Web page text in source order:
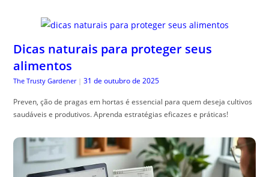
Dicas naturais para proteger seus
alimentos
The Trusty Gardener | 31 de outubro de 2025
Preven, ção de pragas em hortas é essencial para quem deseja cultivos
saudáveis e produtivos. Aprenda estratégias eficazes e práticas!